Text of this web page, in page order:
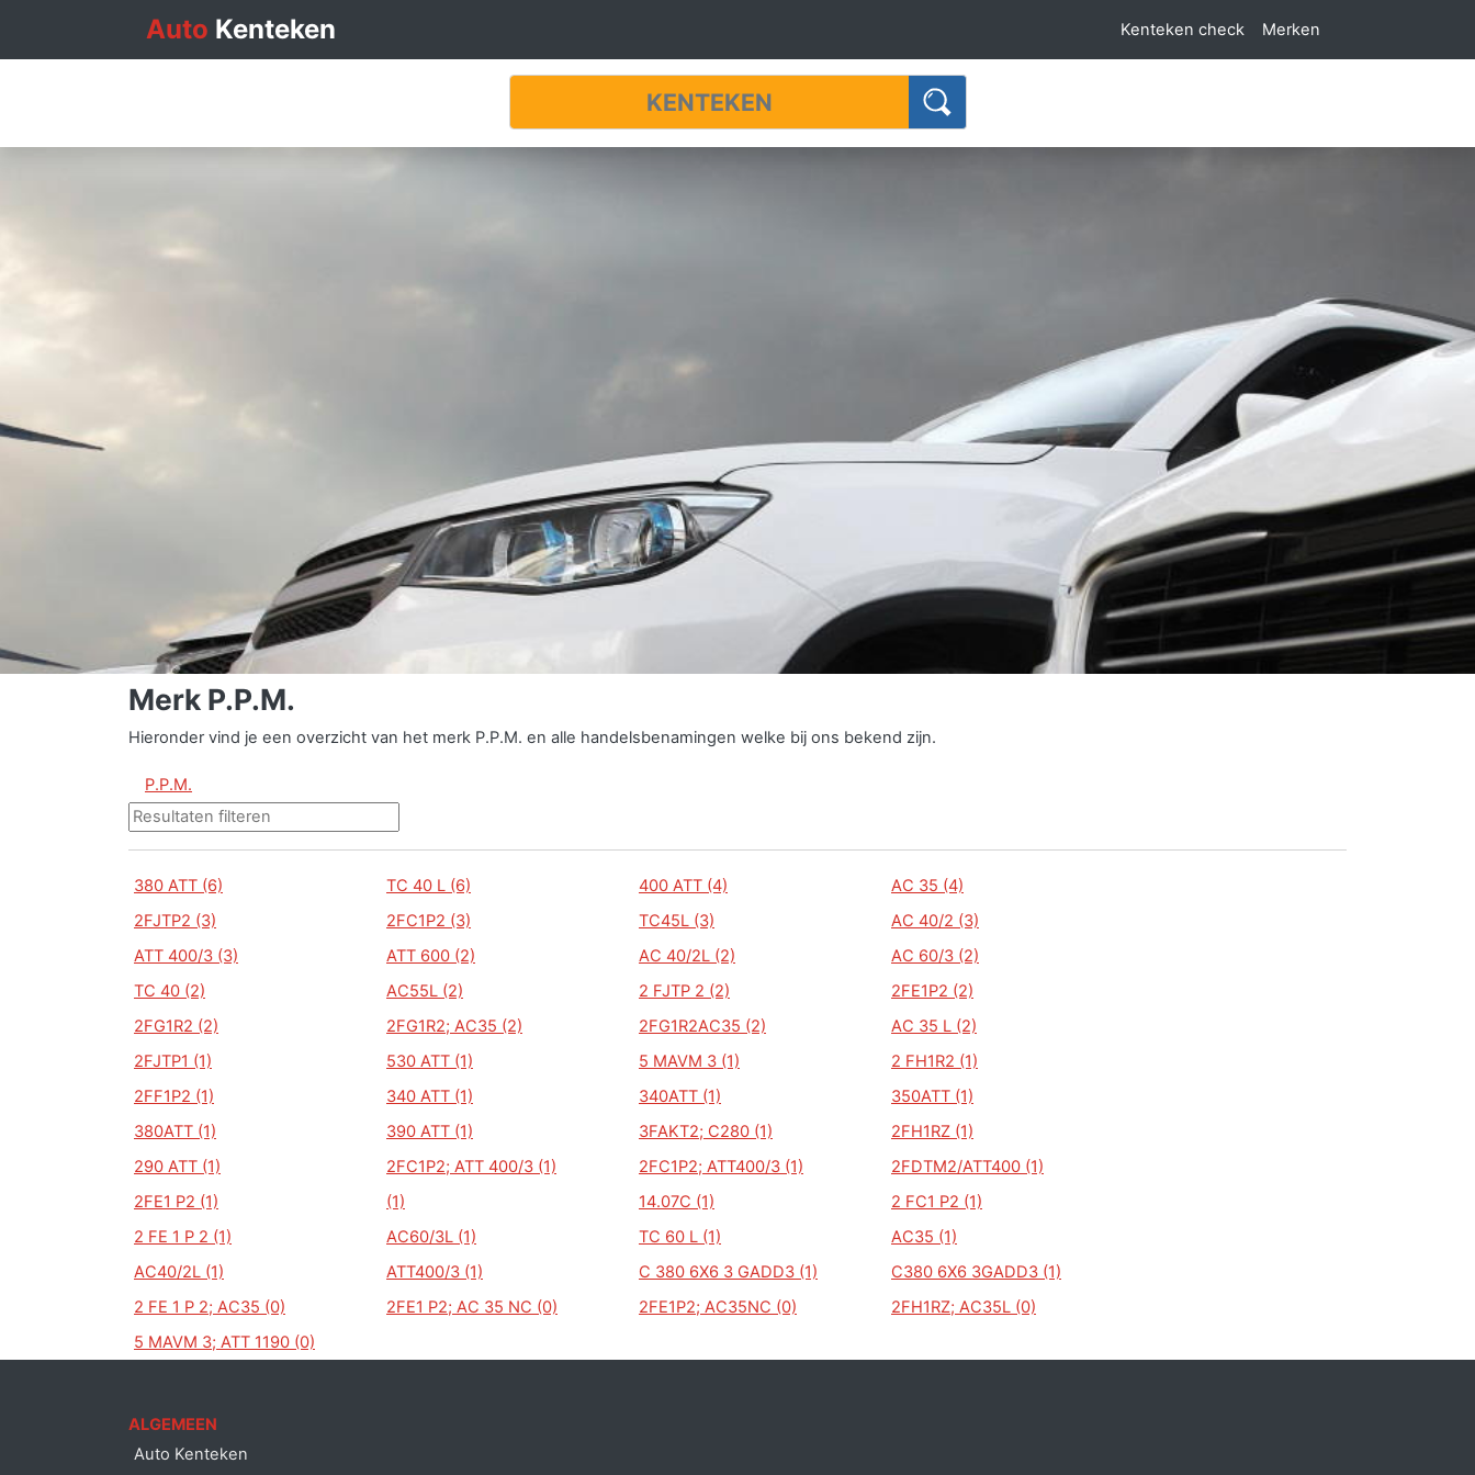
Auto Kenteken Kenteken check Merken
Merk P.P.M.
Hieronder vind je een overzicht van het merk P.P.M. en alle handelsbenamingen welke bij ons bekend zijn.
P.P.M.
380 ATT (6) TC 40 L (6) 400 ATT (4)
AC 35 (4)
2FJTP2 (3)
2FC1P2 (3) TC45L (3)
AC 40/2 (3)
ATT 400/3 (3)
ATT 600 (2) AC 40/2L (2)
AC 60/3 (2)
TC 40 (2)
AC55L (2) 2 FJTP 2 (2)
2FE1P2 (2)
2FG1R2 (2)
2FG1R2; AC35 (2) 2FG1R2AC35 (2)
AC 35 L (2)
2FJTP1 (1)
530 ATT (1) 5 MAVM 3 (1)
2 FH1R2 (1)
2FF1P2 (1)
340 ATT (1) 340ATT (1)
350ATT (1)
380ATT (1)
390 ATT (1) 3FAKT2; C280 (1)
2FH1RZ (1)
290 ATT (1)
2FC1P2; ATT 400/3 (1) 2FC1P2; ATT400/3 (1)
2FDTM2/ATT400 (1)
2FE1 P2 (1)
(1) 14.07C (1)
2 FC1 P2 (1)
2 FE 1 P 2 (1)
AC60/3L (1) TC 60 L (1)
AC35 (1)
AC40/2L (1)
ATT400/3 (1) C 380 6X6 3 GADD3 (1)
C380 6X6 3GADD3 (1)
2 FE 1 P 2; AC35 (0)
2FE1 P2; AC 35 NC (0) 2FE1P2; AC35NC (0)
2FH1RZ; AC35L (0)
5 MAVM 3; ATT 1190 (0)
ALGEMEEN
Auto Kenteken